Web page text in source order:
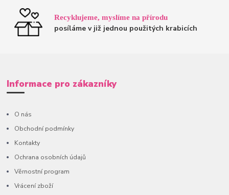
Recyklujeme, myslíme na přírodu
posíláme v již jednou použitých krabicích
Informace pro zákazníky
O nás
Obchodní podmínky
Kontakty
Ochrana osobních údajů
Věrnostní program
Vrácení zboží